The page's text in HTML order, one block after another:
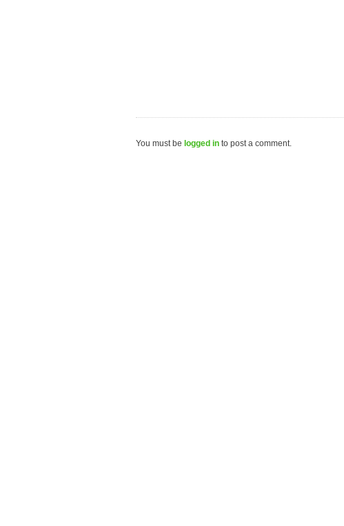
You must be logged in to post a comment.